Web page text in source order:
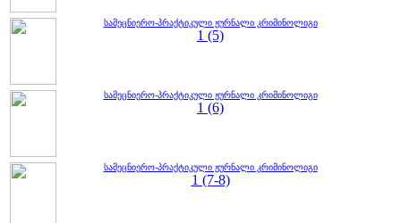
სამეცნიერო-პრაქტიკული ჟურნალი კრიმინოლიგი
1 (5)
სამეცნიერო-პრაქტიკული ჟურნალი კრიმინოლიგი
1 (6)
სამეცნიერო-პრაქტიკული ჟურნალი კრიმინოლიგი
1 (7-8)